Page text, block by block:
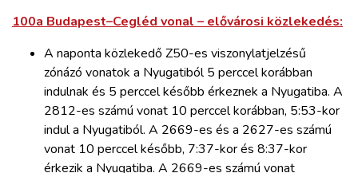
100a Budapest–Cegléd vonal – elővárosi közlekedés:
A naponta közlekedő Z50-es viszonylatjelzésű
zónázó vonatok a Nyugatiból 5 perccel korábban
indulnak és 5 perccel később érkeznek a Nyugatiba. A
2812-es számú vonat 10 perccel korábban, 5:53-kor
indul a Nyugatiból. A 2669-es és a 2627-es számú
vonat 10 perccel később, 7:37-kor és 8:37-kor
érkezik a Nyugatiba. A 2669-es számú vonat